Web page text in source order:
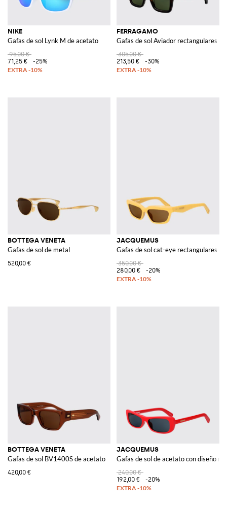
NIKE
Gafas de sol Lynk M de acetato
95,00 €
71,25 €
-25%
FERRAGAMO
Gafas de sol Aviador rectangulares
305,00 €
213,50 €
-30%
BOTTEGA VENETA
Gafas de sol de metal
520,00 €
JACQUEMUS
Gafas de sol cat-eye rectangulares
350,00 €
280,00 €
-20%
BOTTEGA VENETA
Gafas de sol BV1400S de acetato
420,00 €
JACQUEMUS
Gafas de sol de acetato con diseño
240,00 €
192,00 €
-20%